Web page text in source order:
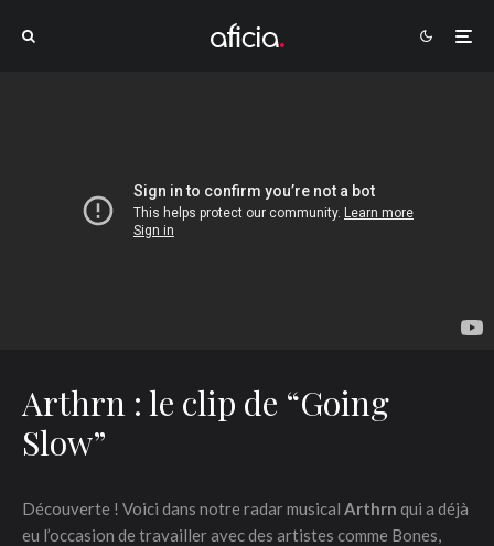
Arthrn : le clip de “Going
Slow”
Découverte ! Voici dans notre radar musical Arthrn qui a déjà
eu l’occasion de travailler avec des artistes comme Bones,